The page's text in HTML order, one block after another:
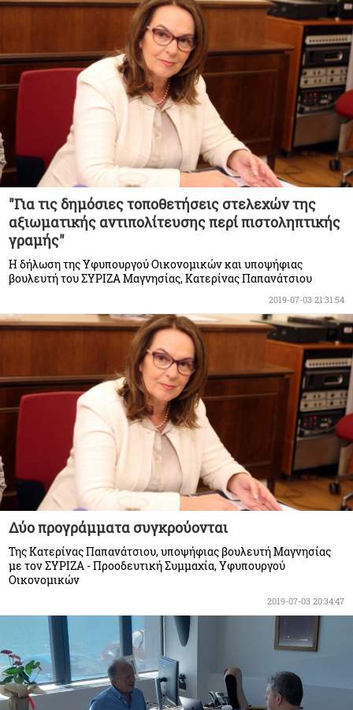
"Για τις δημόσιες τοποθετήσεις στελεχών της
αξιωματικής αντιπολίτευσης περί πιστοληπτικής
γραμής"
Η δήλωση της Υφυπουργού Οικονομικών και υποψήφιας
βουλευτή του ΣΥΡΙΖΑ Μαγνησίας, Kατερίνας Παπανάτσιου
2019-07-03 21:31:54
Δύο προγράμματα συγκρούονται
Της Κατερίνας Παπανάτσιου, υποψήφιας βουλευτή Μαγνησίας
με τον ΣΥΡΙΖΑ - Προοδευτική Συμμαχία, Υφυπουργού
Οικονομικών
2019-07-03 20:34:47